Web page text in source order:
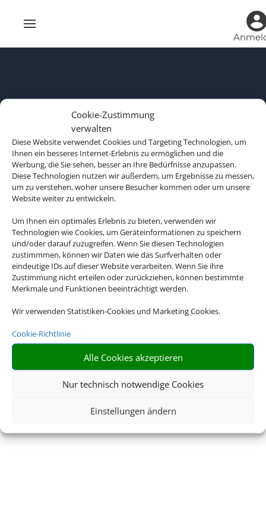
Cookie-Zustimmung
verwalten
Diese Website verwendet Cookies und Targeting Technologien, um
Ihnen ein besseres Internet-Erlebnis zu ermöglichen und die
Werbung, die Sie sehen, besser an Ihre Bedürfnisse anzupassen.
Diese Technologien nutzen wir außerdem, um Ergebnisse zu messen,
um zu verstehen, woher unsere Besucher kommen oder um unsere
Website weiter zu entwickeln.
Um Ihnen ein optimales Erlebnis zu bieten, verwenden wir
Technologien wie Cookies, um Geräteinformationen zu speichern
und/oder darauf zuzugreifen. Wenn Sie diesen Technologien
zustimmmen, können wir Daten wie das Surfverhalten oder
eindeutige IDs auf dieser Website verarbeiten. Wenn Sie ihre
Zustimmung nicht erteilen oder zurückziehen, können bestimmte
Merkmale und Funktionen beeinträchtigt werden.
Wir verwenden Statistiken-Cookies und Marketing Cookies.
Cookie-Richtlinie
Alle Cookies akzeptieren
Nur technisch notwendige Cookies
Einstellungen ändern
Rechtliche Informationen
Impressum Datenschutzerklärung
AGB Kontakt
Service Blacklisted Airlines
Online Check-In
Barrierefreiheitserklärun